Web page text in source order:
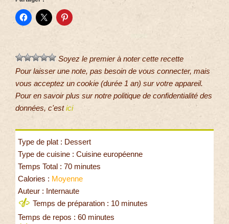
Soyez le premier à noter cette recette
Pour laisser une note, pas besoin de vous connecter, mais
vous acceptez un cookie (durée 1 an) sur votre appareil.
Pour en savoir plus sur notre politique de confidentialité des
données, c'estici
Type de plat : Dessert
Type de cuisine : Cuisine européenne
Temps Total : 70 minutes
Calories : Moyenne
Auteur : Internaute
Temps de préparation : 10 minutes
Temps de repos : 60 minutes